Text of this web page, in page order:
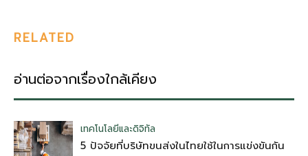
RELATED
อ่านต่อจากเรื่องใกล้เคียง
เทคโนโลยีและดิจิทัล
5 ปัจจัยที่บริษัทขนส่งในไทยใช้ในการแข่งขันกัน